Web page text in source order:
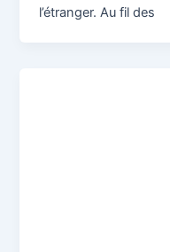
l’étranger. Au fil des